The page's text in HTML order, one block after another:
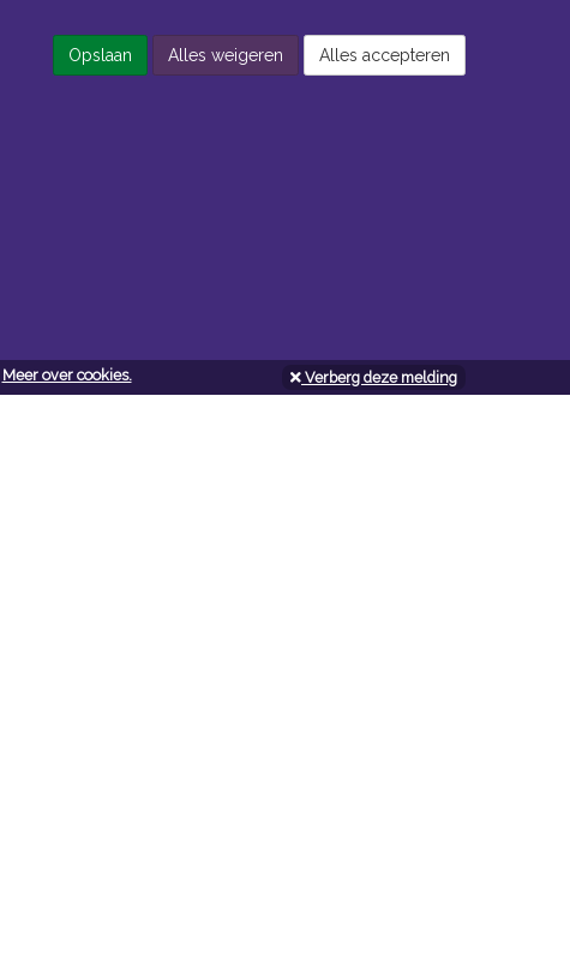
Meer over cookies. Verberg deze melding
Opslaan Alles weigeren Alles accepteren